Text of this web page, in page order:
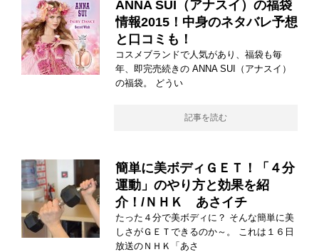
ANNA SUI（アナスイ）の福袋
情報2015！中身のネタバレ予想
と口コミも！
コスメブランドで人気があり、福袋も毎
年、即完売続きの ANNA SUI（アナスイ）
の福袋。 どうい
記事を読む
簡単に美ボディＧＥＴ！「４分
運動」のやり方と効果を紹
介！/ＮＨＫ あさイチ
たった４分で美ボディに？ そんな簡単に美
しさがＧＥＴできるのか～。 これは１６日
放送のＮＨＫ「あさ